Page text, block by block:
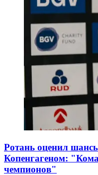
Ротань оценил
Копенгагеном:
чемпионов"